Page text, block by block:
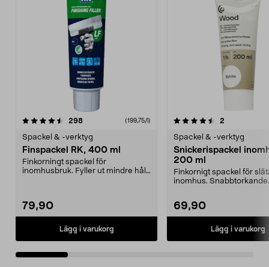
298recensioner (199,75/l)
Spackel & -verktyg
Finspackel RK, 400 ml
Finkorningt spackel för
inomhusbruk. Fyller ut mindre hål
79,90
Lägg i varukorg
4.5 av 5 stjärnor 2
Spackel & -verktyg
Snickerispackel
200 ml
Finkornigt spackel för
inomhus. Snabbtorkande
69,90
Lägg i varukorg
4.5 av 5 stjärnor